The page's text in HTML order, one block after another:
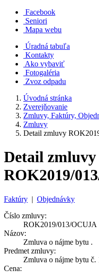
Facebook
Seniori
Mapa webu
Úradná tabuľa
Kontakty
Ako vybaviť
Fotogaléria
Zvoz odpadu
Úvodná stránka
Zverejňovanie
Zmluvy, Faktúry,
Zmluvy
Detail zmluvy
Detail zmluvy
ROK2019/
Faktúry | Objednávky
Číslo zmluvy:
ROK2019/013/OCUJA
Názov:
Zmluva o nájme bytu .
Predmet zmluvy:
Zmluva o nájme bytu č.
Cena: